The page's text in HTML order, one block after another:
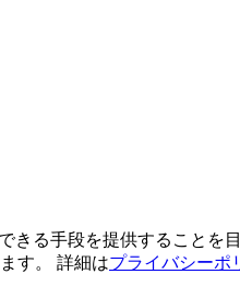
る手段を提供すること
す。 詳細はプライバシーポ